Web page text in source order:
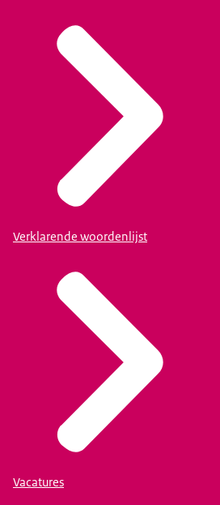
Verklarende woordenlijst
Vacatures